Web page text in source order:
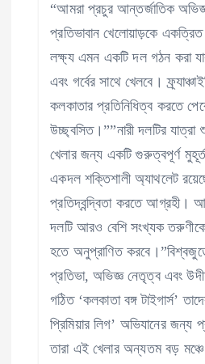
“আমরা প্রচুর আন্তর্জাতিক
প্রতিভাবান খেলোয়াড়কে
লক্ষ্য এমন একটি দল গঠন করা
এবং গর্বের সাথে খেলবে।
কলকাতার প্রতিনিধিত্ব করতে
উচ্ছ্বসিত।””নারী দলটির যাত্রা
খেলার জন্য একটি গুরুত্বপূর্ণ
একদল শক্তিশালী অ্যাথলেট
প্রতিদ্বন্দ্বিতা করতে আগ্রহী।
দলটি আরও বেশি সংখ্যক
হতে অনুপ্রাণিত
প্রতিভা, অভিজ্ঞ নেতৃত্ব এবং
গঠিত ‘কলকাতা বঙ্গ টাইগার্স’
প্রিমিয়ার লিগ’ অভিযানের
তারা এই খেলার অন্যতম বড়